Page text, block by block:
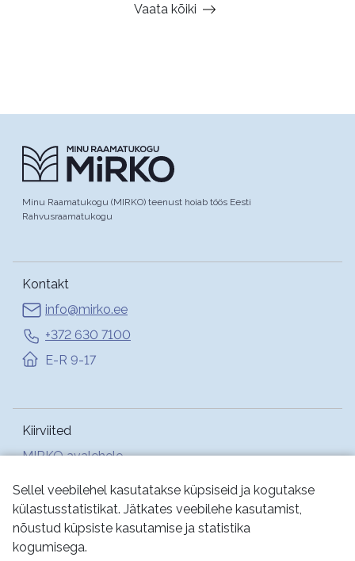
Sellel veebilehel kasutatakse küpsiseid ja kogutakse
külastusstatistikat. Jätkates veebilehe kasutamist,
nõustud küpsiste kasutamise ja statistika
kogumisega.
Vaata kõiki
Minu Raamatukogu (MIRKO) teenust hoiab töös Eesti
Rahvusraamatukogu
Kontakt
info@mirko.ee
+372 630 7100
E-R 9-17
Kiirviited
MIRKO avalehele
Abi
Jälgi meid: